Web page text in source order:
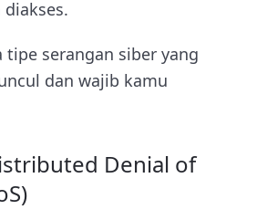
tipe serangan siber yang
dan wajib kamu
Denial of